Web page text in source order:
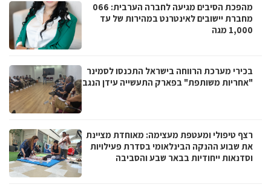
מהפכת הסיבים מגיעה לחברה הערבית: 066
מחברת יישובים לאינטרנט במהירות של עד
1,000 מגה
בכירי מערכת הרווחה בישראל התכנסו לסמינר
"אחריות משותפת" בפארק התעשייה עידן הנגב
רצף טיפולי ומעטפת מעצימה: מאוחדת מציינת
את שבוע ההנקה הבינלאומי בסדרת פעילויות
וסדנאות ייחודיות בבאר שבע והסביבה